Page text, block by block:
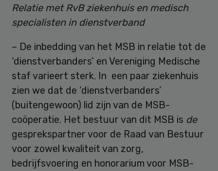
Relatie met RvB ziekenhuis en medisch
specialisten in dienstverband
– De inbedding van het MSB in relatie tot de
‘dienstverbanders’ en Vereniging Medische
staf varieert sterk. In een paar ziekenhuis
zien we dat de ‘dienstverbanders’
(buitengewoon) lid zijn van de MSB-
coöperatie. Het bestuur van dit MSB is de
gesprekspartner voor de Raad van Bestuur
voor zowel kwaliteit van zorg,
bedrijfsvoering en honorarium voor MSB-